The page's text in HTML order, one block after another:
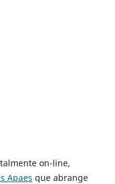
on-line,
Apaes que abrange